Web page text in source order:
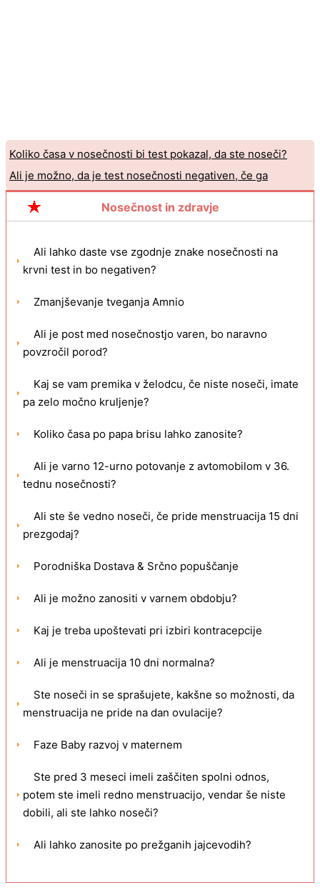
Koliko časa v nosečnosti bi test pokazal, da ste noseči?
Ali je možno, da je test nosečnosti negativen, če ga
naredite ponoči, a ste še vedno noseči?
Nosečnost in zdravje
Ali lahko daste vse zgodnje znake nosečnosti na
krvni test in bo negativen?
Zmanjševanje tveganja Amnio
Ali je post med nosečnostjo varen, bo naravno
povzročil porod?
Kaj se vam premika v želodcu, če niste noseči, imate
pa zelo močno kruljenje?
Koliko časa po papa brisu lahko zanosite?
Ali je varno 12-urno potovanje z avtomobilom v 36.
tednu nosečnosti?
Ali ste še vedno noseči, če pride menstruacija 15 dni
prezgodaj?
Porodniška Dostava & Srčno popuščanje
Ali je možno zanositi v varnem obdobju?
Kaj je treba upoštevati pri izbiri kontracepcije
Ali je menstruacija 10 dni normalna?
Ste noseči in se sprašujete, kakšne so možnosti, da
menstruacija ne pride na dan ovulacije?
Faze Baby razvoj v maternem
Ste pred 3 meseci imeli zaščiten spolni odnos,
potem ste imeli redno menstruacijo, vendar še niste
dobili, ali ste lahko noseči?
Ali lahko zanosite po prežganih jajcevodih?